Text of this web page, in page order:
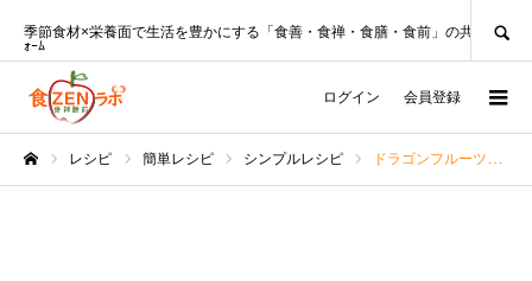
季節食材×栄養面で生活を豊かにする「食善・食禅・食膳・食前」の共創ﾌﾟﾗｯﾄﾌ
ｫｰﾑ
ログイン 会員登録
レシピ 簡単レシピ シンプルレシピ ドラゴンフルーツシェイクレシピ＊材料３つ甘くて栄養豊富♪